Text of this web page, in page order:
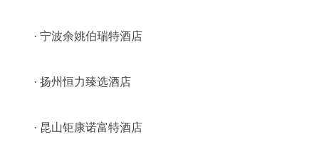
· 宁波余姚伯瑞特酒店
· 扬州恒力臻选酒店
· 昆山钜康诺富特酒店